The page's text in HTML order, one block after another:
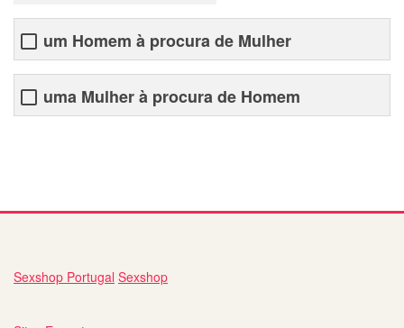
um Homem à procura de Mulher
uma Mulher à procura de Homem
Sexshop Portugal Sexshop